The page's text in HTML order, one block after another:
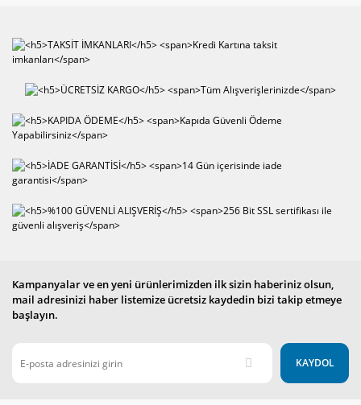
Kampanyalar ve en yeni ürünlerimizden ilk sizin haberiniz olsun,
mail adresinizi haber listemize ücretsiz kaydedin bizi takip etmeye
başlayın.
KAYDOL